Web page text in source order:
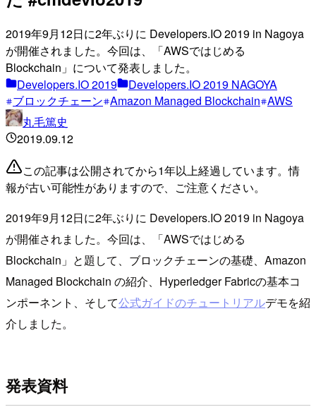
2019年9月12日に2年ぶりに Developers.IO 2019 in Nagoya
が開催されました。今回は、「AWSではじめる
Blockchain」について発表しました。
Developers.IO 2019
Developers.IO 2019 NAGOYA
ブロックチェーン Amazon Managed Blockchain AWS
丸毛篤史
2019.09.12
この記事は公開されてから1年以上経過しています。情
報が古い可能性がありますので、ご注意ください。
2019年9月12日に2年ぶりに Developers.IO 2019 in Nagoya
が開催されました。今回は、「AWSではじめる
Blockchain」と題して、ブロックチェーンの基礎、Amazon
Managed Blockchain の紹介、Hyperledger Fabricの基本コ
ンポーネント、そして公式ガイドのチュートリアルデモを紹
介しました。
発表資料